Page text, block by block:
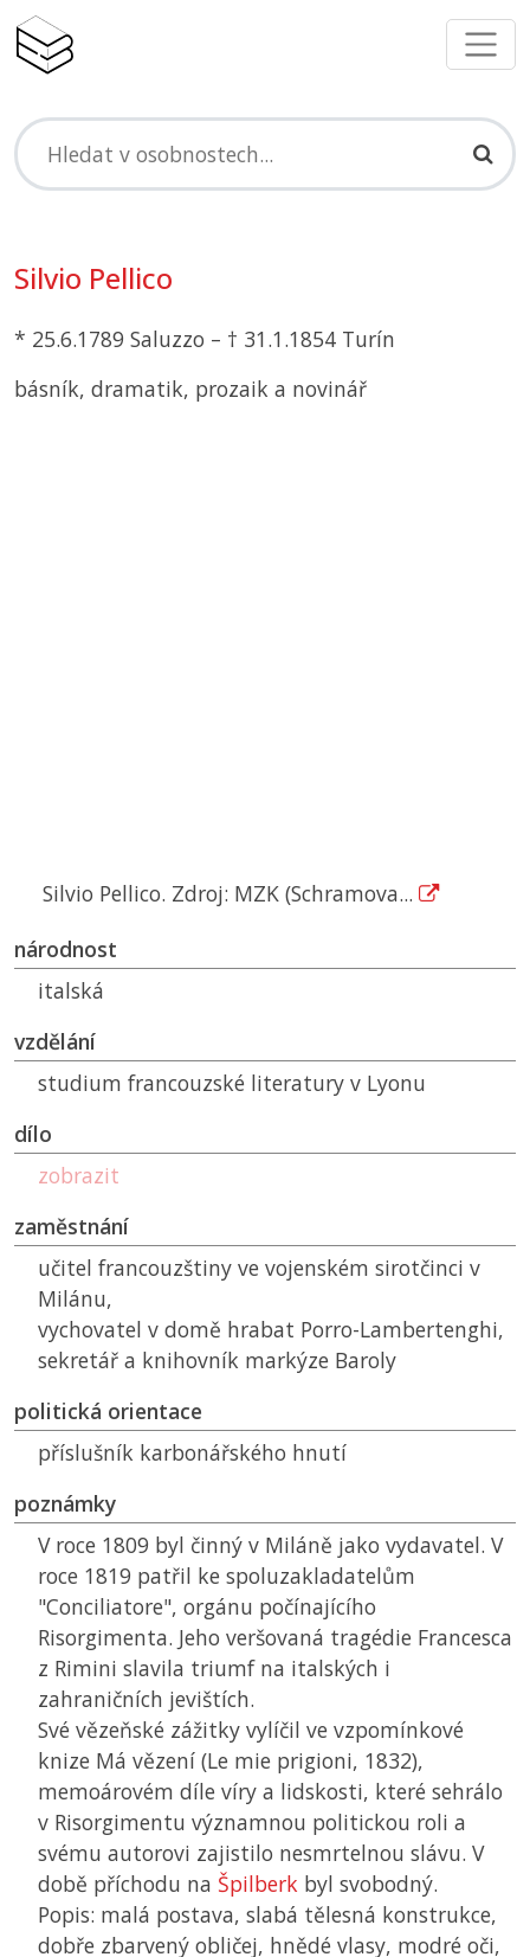
Silvio Pellico
* 25.6.1789 Saluzzo – † 31.1.1854 Turín
básník, dramatik, prozaik a novinář
Silvio Pellico. Zdroj: MZK (Schramova...
národnost
italská
vzdělání
studium francouzské literatury v Lyonu
dílo
zobrazit
zaměstnání
učitel francouzštiny ve vojenském sirotčinci v
Milánu,
vychovatel v domě hrabat Porro-Lambertenghi,
sekretář a knihovník markýze Baroly
politická orientace
příslušník karbonářského hnutí
poznámky
V roce 1809 byl činný v Miláně jako vydavatel. V
roce 1819 patřil ke spoluzakladatelům
"Conciliatore", orgánu počínajícího
Risorgimenta. Jeho veršovaná tragédie Francesca
z Rimini slavila triumf na italských i
zahraničních jevištích.
Své vězeňské zážitky vylíčil ve vzpomínkové
knize Má vězení (Le mie prigioni, 1832),
memoárovém díle víry a lidskosti, které sehrálo
v Risorgimentu významnou politickou roli a
svému autorovi zajistilo nesmrtelnou slávu. V
době příchodu na Špilberk byl svobodný.
Popis: malá postava, slabá tělesná konstrukce,
dobře zbarvený obličej, hnědé vlasy, modré oči,